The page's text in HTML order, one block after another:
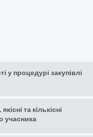
у процедурі закупівлі
та кількісні
учасника